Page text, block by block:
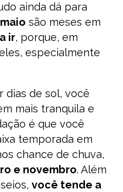
ainda dá para
são meses em
ir, porque, em
especialmente
dias de sol, você
mais tranquila e
é que você
temporada em
chance de chuva,
e novembro. Além
você tende a